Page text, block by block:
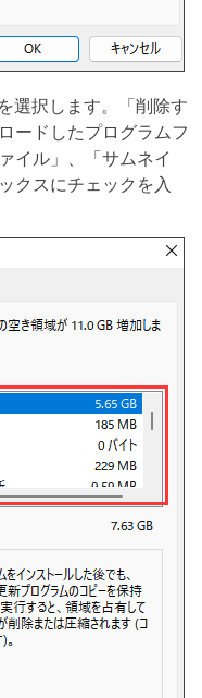
選択します。「削除す
ードしたプログラムフ
イル」、「サムネイ
クスにチェックを入